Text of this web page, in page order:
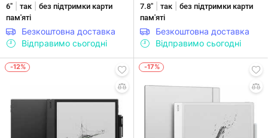
6"
так
без підтримки карти
пам'яті
Безкоштовна доставка
Відправимо сьогодні
7.8"
так
без підтримки карти
пам'яті
Безкоштовна доставка
Відправимо сьогодні
-12% -17%